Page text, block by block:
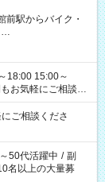
前駅からバイク・
…
ご相談くださ
50代活躍中 / 副
名以上の大量募